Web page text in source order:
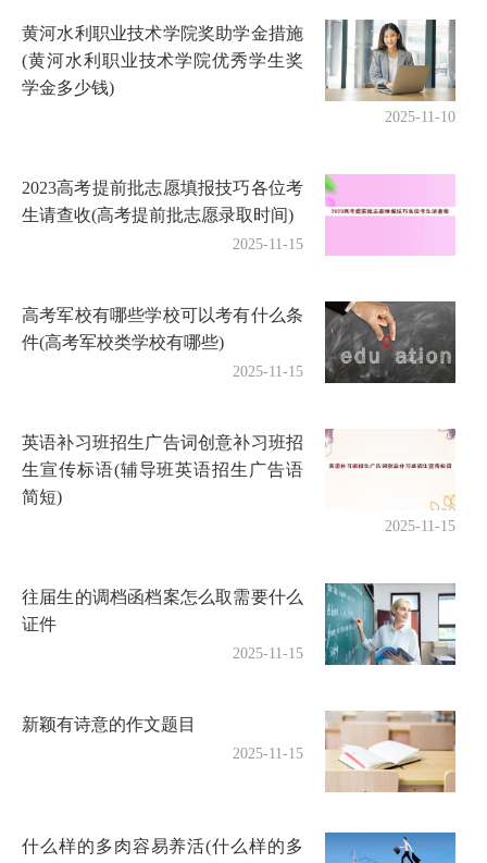
黄河水利职业技术学院奖助学金措施
(黄河水利职业技术学院优秀学生奖
学金多少钱)
2025-11-10
2023高考提前批志愿填报技巧各位考
生请查收(高考提前批志愿录取时间)
2025-11-15
高考军校有哪些学校可以考有什么条
件(高考军校类学校有哪些)
2025-11-15
英语补习班招生广告词创意补习班招
生宣传标语(辅导班英语招生广告语
简短)
2025-11-15
往届生的调档函档案怎么取需要什么
证件
2025-11-15
新颖有诗意的作文题目
2025-11-15
什么样的多肉容易养活(什么样的多